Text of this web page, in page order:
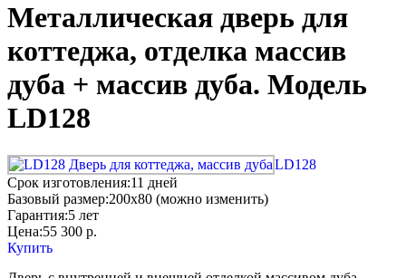
Металлическая дверь для
коттеджа, отделка массив
дуба + массив дуба. Модель
LD128
LD128
Срок изготовления:11 дней
Базовый размер:200x80 (можно изменить)
Гарантия:5 лет
Цена:55 300 р.
Купить